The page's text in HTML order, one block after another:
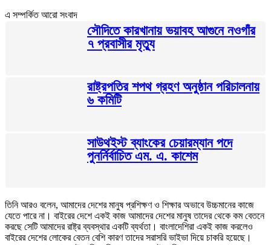
এ সম্পর্কিত আরো সংবাদ
সৌদিতে কারখানায় ভয়াবহ আগুনে নওগাঁর
৭ প্রবাসীর মৃত্যু
রাষ্ট্রপতির শপথ গ্রহণ অনুষ্ঠান পরিচালনায়
৬ কমিটি
সাউথইস্ট ব্যাংকের চেয়ারম্যান পদে
পুনর্নির্বাচিত এম. এ. কাশেম
তিনি আরও বলেন, আমাদের দেশের মানুষ প্রশিক্ষণ ও শিক্ষার অভাবে উচ্চমানের কাজে
যেতে পারে না। বাইরের দেশে একই কাজ আমাদের দেশের মানুষ তাদের থেকে কম বেতনে
করছে সেটি আমাদের রাষ্ট্র ব্যবস্থার একটি ব্যর্থতা। বাংলাদেশিরা একই কাজ করলেও
বাইরের দেশের লোকের বেতন বেশি কারণ তাদের সরাসরি ভাইভা দিয়ে চাকরি হয়েছে।